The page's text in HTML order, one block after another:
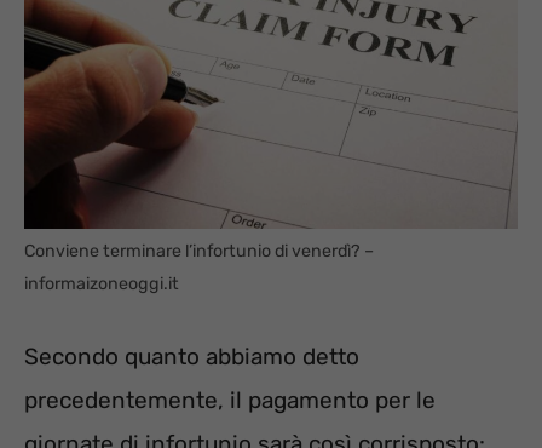
Conviene terminare l’infortunio di venerdì? –
informaizoneoggi.it
Secondo quanto abbiamo detto
precedentemente, il pagamento per le